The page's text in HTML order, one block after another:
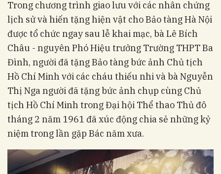
Trong chương trình giao lưu với các nhân chứng
lịch sử và hiến tặng hiện vật cho Bảo tàng Hà Nội
được tổ chức ngay sau lễ khai mạc, bà Lê Bích
Châu - nguyên Phó Hiệu trưởng Trường THPT Ba
Đình, người đã tặng Bảo tàng bức ảnh Chủ tịch
Hồ Chí Minh với các cháu thiếu nhi và bà Nguyễn
Thị Nga người đã tặng bức ảnh chụp cùng Chủ
tịch Hồ Chí Minh trong Đại hội Thể thao Thủ đô
tháng 2 năm 1961 đã xúc động chia sẻ những kỷ
niệm trong lần gặp Bác năm xưa.